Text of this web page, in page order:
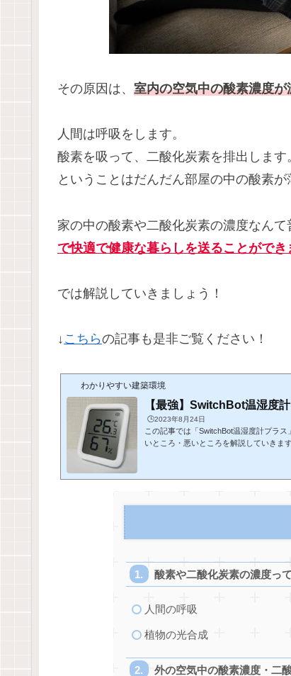
その原因は、 室内の空気中の酸素濃度
人間は呼吸をします。
酸素を吸って、二酸化炭素を排出します
ということはだんだん部屋の中の酸素が
家の中の酸素や二酸化炭素の濃度なん
で快適で健康な暮らしを送ることができ
では解説していきましょう！
↓ こちらの記事も是非ご覧ください！
わかりやすい建築環境
【最強】SwitchBot温湿度
🕒️2023年8月24日
この記事では「SwitchBot温湿度計プラ
いところ・悪いところを解説していきま
の写真のようなスタイリッシュかつ可愛
酸素や二酸化炭素の濃度っ
人間の呼吸
植物の光合成
外の空気中の酸素濃度・二